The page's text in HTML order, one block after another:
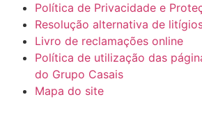
Política de Privacidade e
Resolução alternativa de
Livro de reclamações online
Política de utilização das
do Grupo Casais
Mapa do site